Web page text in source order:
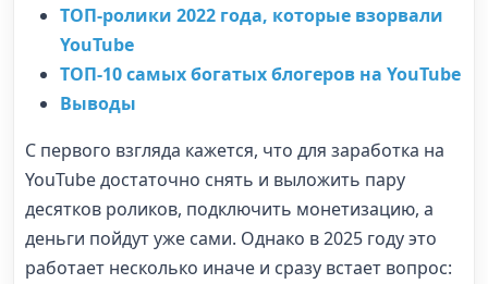
ТОП-ролики 2022 года, которые взорвали
YouTube
ТОП-10 самых богатых блогеров на YouTube
Выводы
С первого взгляда кажется, что для заработка на
YouTube достаточно снять и выложить пару
десятков роликов, подключить монетизацию, а
деньги пойдут уже сами. Однако в 2025 году это
работает несколько иначе и сразу встает вопрос: